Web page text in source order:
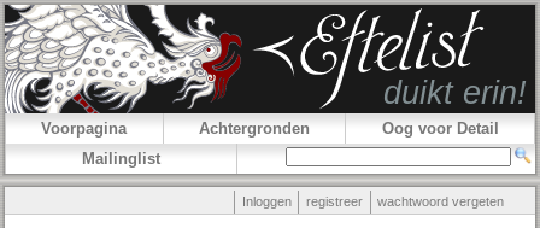
Voorpagina Achtergronden
Oog voor Detail
Mailinglist
Inloggen registreer wachtwoord vergeten